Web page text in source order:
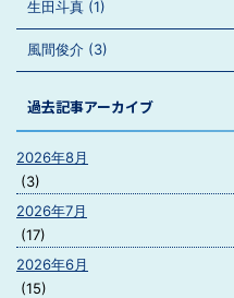
生田斗真 (1)
風間俊介 (3)
過去記事アーカイブ
2026年8月
(3)
2026年7月
(17)
2026年6月
(15)